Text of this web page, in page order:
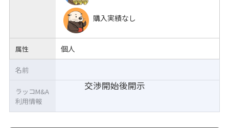
購入実績なし
属性 個人
交渉開始後開示
名前
ラッコM&A
利用情報